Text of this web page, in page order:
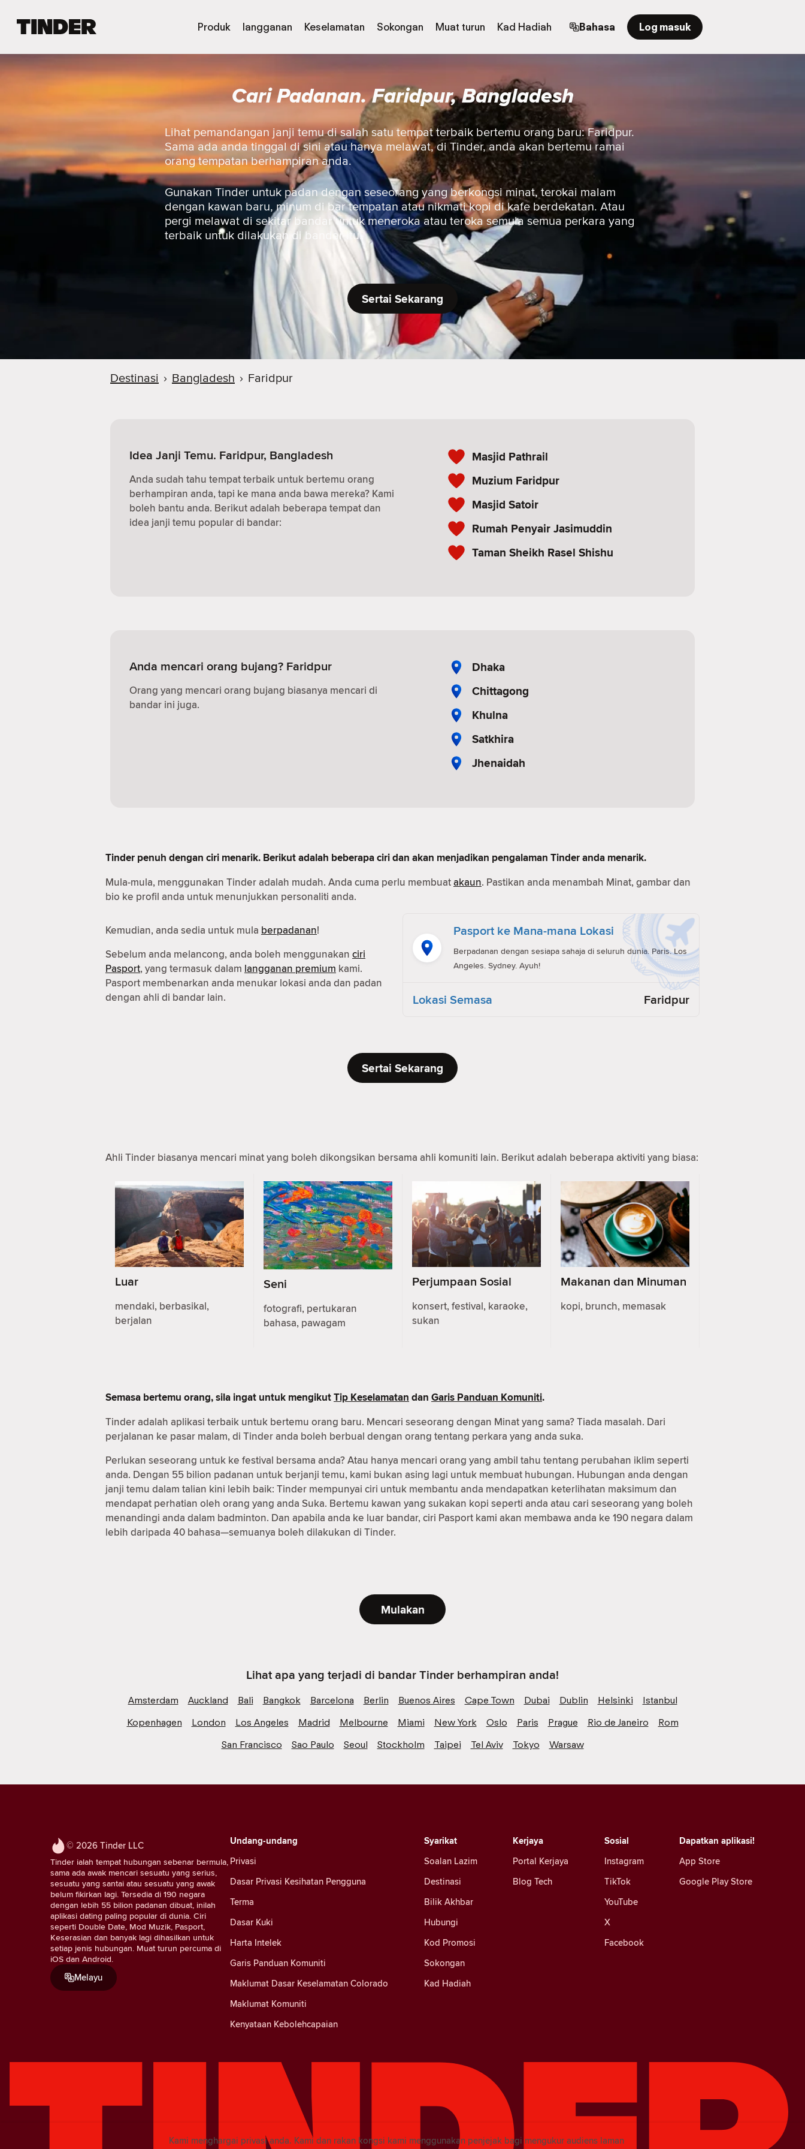
m
m
a
T
Produk langganan Keselamatan Sokongan Muat turun Kad Hadiah Bahasa Log masuk
Cari Padanan. Faridpur, Bangladesh
Lihat pemandangan janji temu di salah satu tempat terbaik bertemu orang baru: Faridpur.
Sama ada anda tinggal di sini atau hanya melawat, di Tinder, anda akan bertemu ramai
orang tempatan berhampiran anda.
Gunakan Tinder untuk padan dengan seseorang yang berkongsi minat, terokai malam
dengan kawan baru, minum di bar tempatan atau nikmati kopi di kafe berdekatan. Atau
pergi melawat di sekitar bandar untuk meneroka atau teroka semula semua perkara yang
terbaik untuk dilakukan di bandar itu.
Sertai Sekarang
Destinasi › Bangladesh › Faridpur
Idea Janji Temu. Faridpur, Bangladesh
Anda sudah tahu tempat terbaik untuk bertemu orang
berhampiran anda, tapi ke mana anda bawa mereka? Kami
boleh bantu anda. Berikut adalah beberapa tempat dan
idea janji temu popular di bandar:
Masjid Pathrail
Muzium Faridpur
Masjid Satoir
Rumah Penyair Jasimuddin
Taman Sheikh Rasel Shishu
Anda mencari orang bujang? Faridpur
Orang yang mencari orang bujang biasanya mencari di
bandar ini juga.
Dhaka
Chittagong
Khulna
Satkhira
Jhenaidah
Tinder penuh dengan ciri menarik. Berikut adalah beberapa ciri dan akan menjadikan pengalaman Tinder anda menarik.
Mula-mula, menggunakan Tinder adalah mudah. Anda cuma perlu membuatakaun. Pastikan anda menambah Minat, gambar dan
bio ke profil anda untuk menunjukkan personaliti anda.
Kemudian, anda sedia untuk mula berpadanan!
Sebelum anda melancong, anda boleh menggunakan ciri
Pasport, yang termasuk dalam langganan premium kami.
Pasport membenarkan anda menukar lokasi anda dan padan
dengan ahli di bandar lain.
Pasport ke Mana-mana Lokasi
Berpadanan dengan sesiapa sahaja di seluruh dunia. Paris. Los
Angeles. Sydney. Ayuh!
Lokasi Semasa Faridpur
Sertai Sekarang
Ahli Tinder biasanya mencari minat yang boleh dikongsikan bersama ahli komuniti lain. Berikut adalah beberapa aktiviti yang biasa:
Luar
mendaki, berbasikal,
berjalan
Seni
fotografi, pertukaran
bahasa, pawagam
Perjumpaan Sosial
konsert, festival, karaoke,
sukan
Makanan dan Minuman
kopi, brunch, memasak
Semasa bertemu orang, sila ingat untuk mengikutTip Keselamatan dan Garis Panduan Komuniti.
Tinder adalah aplikasi terbaik untuk bertemu orang baru. Mencari seseorang dengan Minat yang sama? Tiada masalah. Dari
perjalanan ke pasar malam, di Tinder anda boleh berbual dengan orang tentang perkara yang anda suka.
Perlukan seseorang untuk ke festival bersama anda? Atau hanya mencari orang yang ambil tahu tentang perubahan iklim seperti
anda. Dengan 55 bilion padanan untuk berjanji temu, kami bukan asing lagi untuk membuat hubungan. Hubungan anda dengan
janji temu dalam talian kini lebih baik: Tinder mempunyai ciri untuk membantu anda mendapatkan keterlihatan maksimum dan
mendapat perhatian oleh orang yang anda Suka. Bertemu kawan yang sukakan kopi seperti anda atau cari seseorang yang boleh
menandingi anda dalam badminton. Dan apabila anda ke luar bandar, ciri Pasport kami akan membawa anda ke 190 negara dalam
lebih daripada 40 bahasa—semuanya boleh dilakukan di Tinder.
Mulakan
Lihat apa yang terjadi di bandar Tinder berhampiran anda!
Amsterdam Auckland Bali Bangkok Barcelona Berlin Buenos Aires Cape Town Dubai Dublin Helsinki
Istanbul
Kopenhagen
London Los Angeles Madrid Melbourne Miami New York Oslo Paris Prague Rio de Janeiro
Rom
San Francisco
Sao Paulo Seoul Stockholm Taipei Tel Aviv Tokyo Warsaw
© 2026 Tinder LLC
Tinder ialah tempat hubungan sebenar bermula,
sama ada awak mencari sesuatu yang serius,
sesuatu yang santai atau sesuatu yang awak
belum fikirkan lagi. Tersedia di 190 negara
dengan lebih 55 bilion padanan dibuat, inilah
aplikasi dating paling popular di dunia. Ciri
seperti Double Date, Mod Muzik, Pasport,
Keserasian dan banyak lagi dihasilkan untuk
setiap jenis hubungan. Muat turun percuma di
iOS dan Android.
Melayu
Sosial
Instagram
TikTok
YouTube
X
Facebook
Undang-undang
Privasi
Dasar Privasi Kesihatan Pengguna
Terma
Dasar Kuki
Harta Intelek
Garis Panduan Komuniti
Maklumat Dasar Keselamatan Colorado
Maklumat Komuniti
Kenyataan Kebolehcapaian
Kerjaya
Portal Kerjaya
Blog Tech
Syarikat
Soalan Lazim
Destinasi
Bilik Akhbar
Hubungi
Kod Promosi
Sokongan
Kad Hadiah
Dapatkan aplikasi!
App Store
Google Play Store
Kami menghargai privasi anda. Kami dan rakan kongsi kami menggunakan penjejak bagi mengukur audiens laman